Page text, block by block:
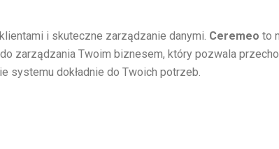
i skuteczne zarządzanie danymi. Ceremeo to
zarządzania Twoim biznesem, który pozwala
systemu dokładnie do Twoich potrzeb.